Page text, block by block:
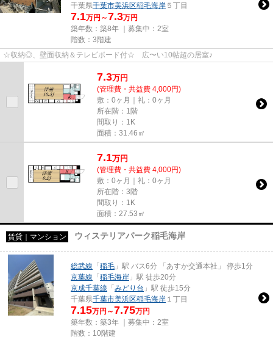
千葉県千葉市美浜区稲毛海岸 ５丁目
7.1万円～7.3万円
築年数：築8年 ｜募集中： 2室
階数：3階建
☆収納◎、壁面収納＆テレビボード付☆ 広〜い10帖超の居室♪
7.3万円
(管理費・共益費 4,000円)
敷：0ヶ月｜礼：0ヶ月
所在階：1階
間取り：1K
面積：31.46㎡
7.1万円
(管理費・共益費 4,000円)
敷：0ヶ月｜礼：0ヶ月
所在階：3階
間取り：1K
面積：27.53㎡
賃貸｜マンション ウィステリアパーク稲毛海岸
総武線 「稲毛 」駅 バス6分 「あすか交通本社」 停歩1分
京葉線 「稲毛海岸 」駅 徒歩20分
京成千葉線 「みどり台 」駅 徒歩15分
千葉県千葉市美浜区稲毛海岸 １丁目
7.15万円～7.75万円
築年数：築3年 ｜募集中： 2室
階数：10階建